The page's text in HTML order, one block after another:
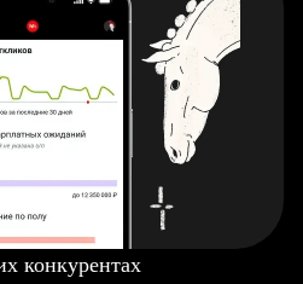
конкурентах